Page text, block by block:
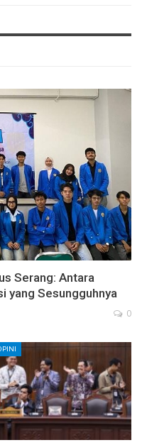
Serang: Antara
yang Sesungguhnya
0